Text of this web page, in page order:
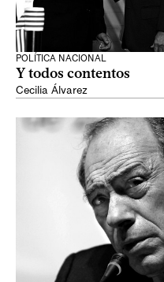
POLÍTICA NACIONAL
Y todos contentos
Cecilia Álvarez